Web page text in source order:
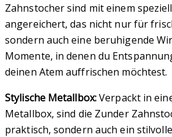
Zahnstocher sind mit einem
angereichert, das nicht nur für
sondern auch eine beruhigende
Momente, in denen du
deinen Atem auffrischen möchtest.
Stylische Metallbox:Verpackt in
Metallbox, sind die Zunder
praktisch, sondern auch ein